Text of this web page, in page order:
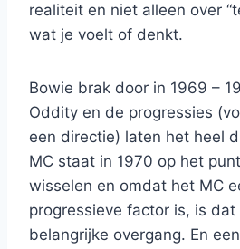
realiteit en niet alleen over
wat je voelt of denkt.
Bowie brak door in 1969 –
Oddity en de progressies
een directie) laten het heel
MC staat in 1970 op het
wisselen en omdat het MC
progressieve factor is, is dat
belangrijke overgang. En